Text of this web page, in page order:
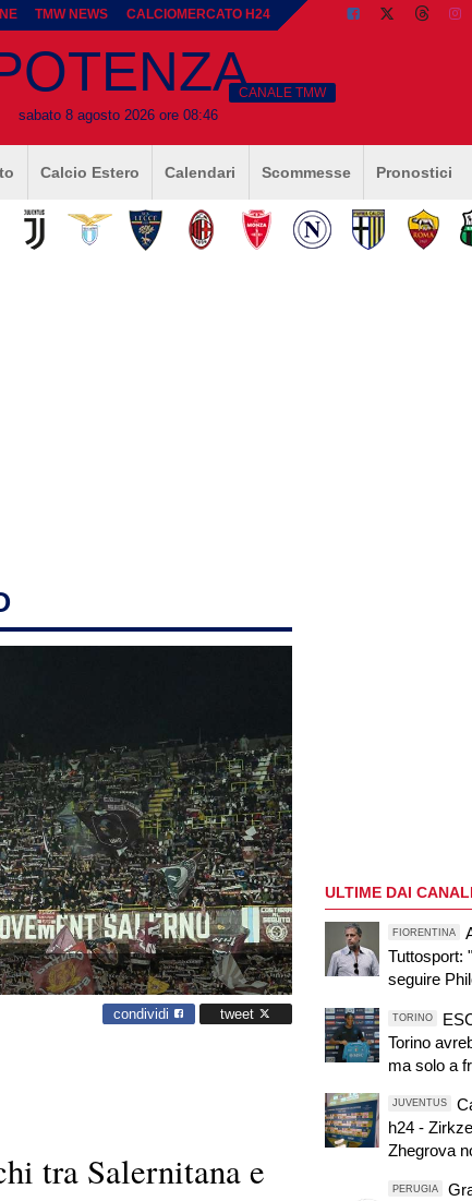
TMW NEWS CALCIOMERCATO H24
sabato 8 agosto 2026 ore 08:46
CANALE TMW
Calcio Estero Calendari Scommesse Pronostici
condividi tweet
tra Salernitana e
ULTIME DAI CANALI
FIORENTINA
Tuttosport:
seguire
TORINO
Torino
ma solo a
JUVENTUS
h24 -
Zhegrova
PERUGIA